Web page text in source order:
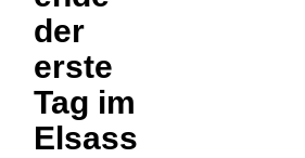
der
erste
Tag im
Elsass